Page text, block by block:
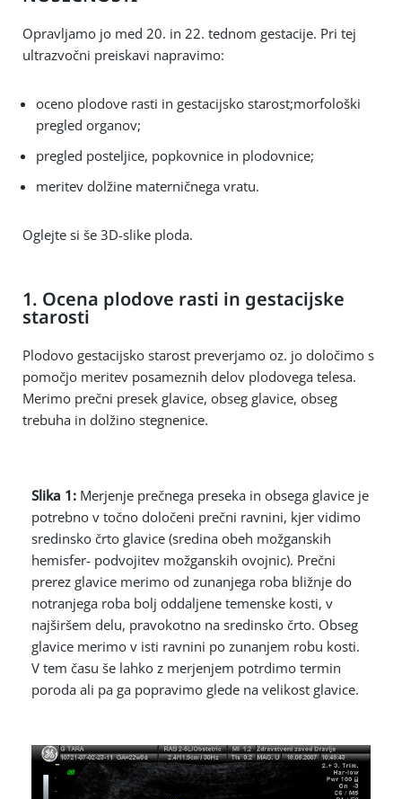
Opravljamo jo med 20. in 22. tednom gestacije. Pri tej
ultrazvočni preiskavi napravimo:
oceno plodove rasti in gestacijsko starost;morfološki
pregled organov;
pregled posteljice, popkovnice in plodovnice;
meritev dolžine materničnega vratu.
Oglejte si še 3D-slike ploda.
1. Ocena plodove rasti in gestacijske
starosti
Plodovo gestacijsko starost preverjamo oz. jo določimo s
pomočjo meritev posameznih delov plodovega telesa.
Merimo prečni presek glavice, obseg glavice, obseg
trebuha in dolžino stegnenice.
Slika 1: Merjenje prečnega preseka in obsega glavice je
potrebno v točno določeni prečni ravnini, kjer vidimo
sredinsko črto glavice (sredina obeh možganskih
hemisfer- podvojitev možganskih ovojnic). Prečni
prerez glavice merimo od zunanjega roba bližnje do
notranjega roba bolj oddaljene temenske kosti, v
najširšem delu, pravokotno na sredinsko črto. Obseg
glavice merimo v isti ravnini po zunanjem robu kosti.
V tem času še lahko z merjenjem potrdimo termin
poroda ali pa ga popravimo glede na velikost glavice.